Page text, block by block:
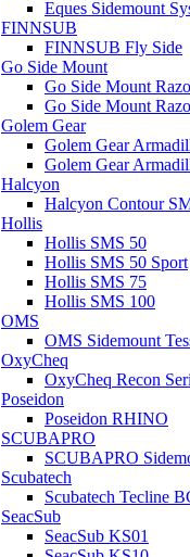
Eques Sidemount
FINNSUB
FINNSUB Fly Side
Go Side Mount
Go Side Mount
Go Side Mount
Golem Gear
Golem Gear
Golem Gear
Halcyon
Halcyon Contour
Hollis
Hollis SMS 50
Hollis SMS 50 Sport
Hollis SMS 75
Hollis SMS 100
OMS
OMS Sidemount
OxyCheq
OxyCheq Recon
Poseidon
Poseidon RHINO
SCUBAPRO
SCUBAPRO
Scubatech
Scubatech Tecline
SeacSub
SeacSub KS01